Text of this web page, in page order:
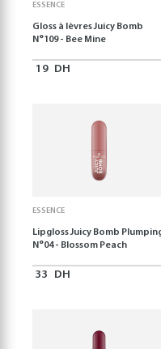
ESSENCE
Gloss à lèvres Juicy Bomb
N°109 - Bee Mine
19 DH
ESSENCE
Lipgloss Juicy Bomb
N°04 - Blossom Peach
33 DH